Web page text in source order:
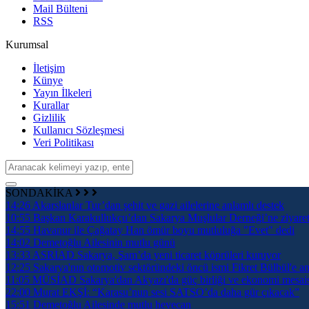
Mail Bülteni
RSS
Kurumsal
İletişim
Künye
Yayın İlkeleri
Kurallar
Gizlilik
Kullanıcı Sözleşmesi
Veri Politikası
SONDAKİKA
14:26 Akarslanlar Tur’dan şehit ve gazi ailelerine anlamlı destek
10:55 Başkan Karakullukçu’dan Sakarya Muşlular Derneği’ne ziyaret
14:55 Havanur ile Çağatay Han ömür boyu mutluluğa "Evet" dedi
14:02 Demetoğlu Ailesinin mutlu günü
13:33 ASRİAD Sakarya, Şam’da yeni ticaret köprüleri kuruyor
12:25 Sakarya'nın otomotiv sektöründeki öncü ismi Fikret Bülbül'e
11:05 MÜSİAD Sakarya'dan Akyazı'da güç birliği ve ekonomi
22:00 Murat EKŞİ: “Karasu’nun sesi SATSO’da daha gür çıkacak”
15:51 Demetoğlu Ailesinde mutlu heyecan